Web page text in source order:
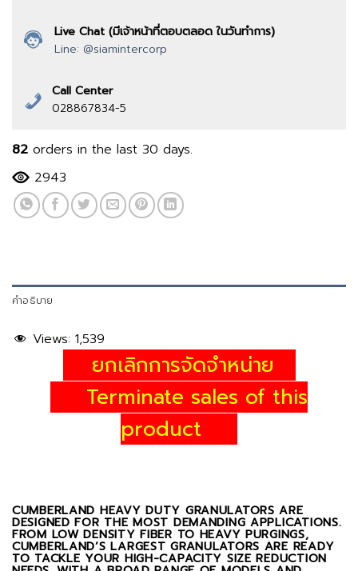
Live Chat (มีเจ้าหน้าที่ตอบตลอด ในวันทำการ)
Line: @siamintercorp
Call Center
028867834-5
82 orders in the last 30 days.
2943
คำอธิบาย
Views: 1,539
ยกเลิกการจัดจำหน่าย
Terminate sales of this
product
CUMBERLAND HEAVY DUTY GRANULATORS ARE
DESIGNED FOR THE MOST DEMANDING APPLICATIONS.
FROM LOW DENSITY FIBER TO HEAVY PURGINGS,
CUMBERLAND’S LARGEST GRANULATORS ARE READY
TO TACKLE YOUR HIGH-CAPACITY SIZE REDUCTION